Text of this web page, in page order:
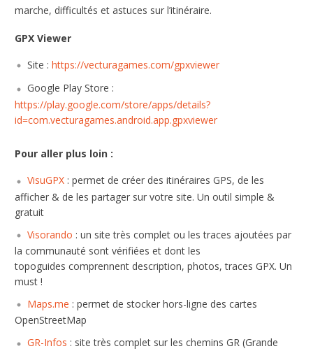
marche, difficultés et astuces sur l’itinéraire.
GPX Viewer
Site :https://vecturagames.com/gpxviewer
Google Play Store :
https://play.google.com/store/apps/details?
id=com.vecturagames.android.app.gpxviewer
Pour aller plus loin :
VisuGPX : permet de créer des itinéraires GPS, de les
afficher & de les partager sur votre site. Un outil simple &
gratuit
Visorando : un site très complet ou les traces ajoutées par
la communauté sont vérifiées et dont les
topoguides comprennent description, photos, traces GPX. Un
must !
Maps.me : permet de stocker hors-ligne des cartes
OpenStreetMap
GR-Infos : site très complet sur les chemins GR (Grande